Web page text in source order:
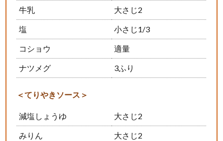
牛乳 大さじ2
塩 小さじ1/3
コショウ 適量
ナツメグ 3ふり
＜てりやきソース＞
減塩しょうゆ 大さじ2
みりん 大さじ2